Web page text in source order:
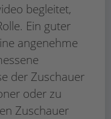
begleitet,
Ein guter
angenehme
der Zuschauer
oder zu
Zuschauer